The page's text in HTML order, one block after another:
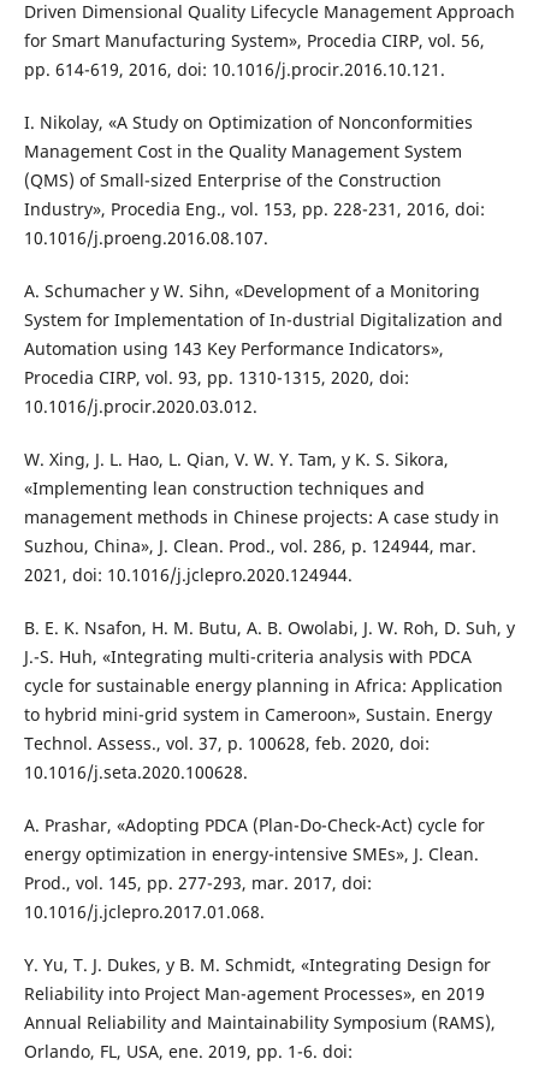
Driven Dimensional Quality Lifecycle Management Approach
for Smart Manufacturing System», Procedia CIRP, vol. 56,
pp. 614-619, 2016, doi: 10.1016/j.procir.2016.10.121.
I. Nikolay, «A Study on Optimization of Nonconformities
Management Cost in the Quality Management System
(QMS) of Small-sized Enterprise of the Construction
Industry», Procedia Eng., vol. 153, pp. 228-231, 2016, doi:
10.1016/j.proeng.2016.08.107.
A. Schumacher y W. Sihn, «Development of a Monitoring
System for Implementation of In-dustrial Digitalization and
Automation using 143 Key Performance Indicators»,
Procedia CIRP, vol. 93, pp. 1310-1315, 2020, doi:
10.1016/j.procir.2020.03.012.
W. Xing, J. L. Hao, L. Qian, V. W. Y. Tam, y K. S. Sikora,
«Implementing lean construction techniques and
management methods in Chinese projects: A case study in
Suzhou, China», J. Clean. Prod., vol. 286, p. 124944, mar.
2021, doi: 10.1016/j.jclepro.2020.124944.
B. E. K. Nsafon, H. M. Butu, A. B. Owolabi, J. W. Roh, D. Suh, y
J.-S. Huh, «Integrating multi-criteria analysis with PDCA
cycle for sustainable energy planning in Africa: Application
to hybrid mini-grid system in Cameroon», Sustain. Energy
Technol. Assess., vol. 37, p. 100628, feb. 2020, doi:
10.1016/j.seta.2020.100628.
A. Prashar, «Adopting PDCA (Plan-Do-Check-Act) cycle for
energy optimization in energy-intensive SMEs», J. Clean.
Prod., vol. 145, pp. 277-293, mar. 2017, doi:
10.1016/j.jclepro.2017.01.068.
Y. Yu, T. J. Dukes, y B. M. Schmidt, «Integrating Design for
Reliability into Project Man-agement Processes», en 2019
Annual Reliability and Maintainability Symposium (RAMS),
Orlando, FL, USA, ene. 2019, pp. 1-6. doi: